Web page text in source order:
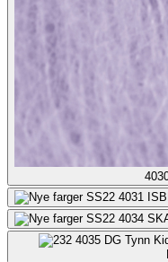
4031
4034